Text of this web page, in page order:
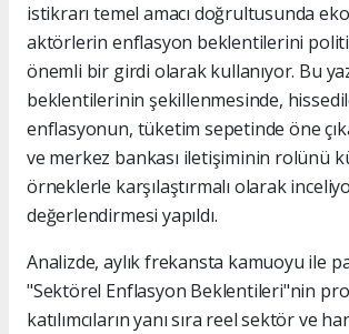
istikrarı temel amacı doğrultusunda
aktörlerin enflasyon beklentilerini
önemli bir girdi olarak kullanıyor. Bu
beklentilerinin şekillenmesinde,
enflasyonun, tüketim sepetinde öne
ve merkez bankası iletişiminin rolünü
örneklerle karşılaştırmalı olarak
değerlendirmesi yapıldı.
Analizde, aylık frekansta kamuoyu ile
"Sektörel Enflasyon Beklentileri"nin
katılımcıların yanı sıra reel sektör ve